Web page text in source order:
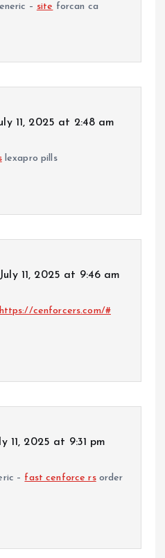
– site forcan ca
11, 2025 at 2:48 am
lexapro pills
July 11, 2025 at 9:46 am
https://cenforcers.com/#
11, 2025 at 9:31 pm
– fast cenforce rsorder